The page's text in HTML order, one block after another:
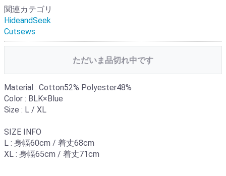
関連カテゴリ
HideandSeek
Cutsews
ただいま品切れ中です
Material : Cotton52% Polyester48%
Color : BLK×Blue
Size : L / XL
SIZE INFO
L : 身幅60cm / 着丈68cm
XL : 身幅65cm / 着丈71cm